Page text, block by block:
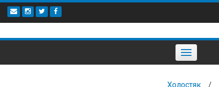
Наверх
Toggle
navigation
Холостяк /